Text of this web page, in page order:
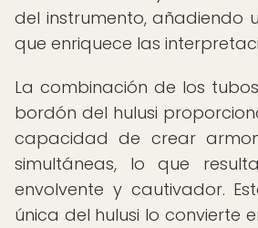
del instrumento, añadiendo
que enriquece las
La combinación de los
bordón del hulusi
capacidad de crear
simultáneas, lo que
envolvente y cautivador.
única del hulusi lo convierte